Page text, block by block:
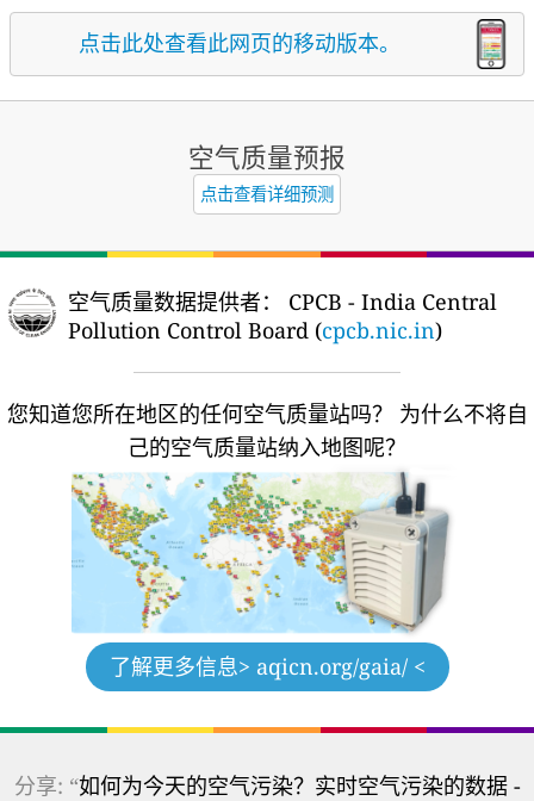
点击此处查看此网页的移动版本。
空气质量预报
点击查看详细预测
空气质量数据提供者：
CPCB - India Central
Pollution Control Board (cpcb.nic.in)
您知道您所在地区的任何空气质量站吗？
为什么不将自
己的空气质量站纳入地图呢？
了解更多信息> aqicn.org/gaia/ <
分享: “如何为今天的空气污染？实时空气污染的数据 -